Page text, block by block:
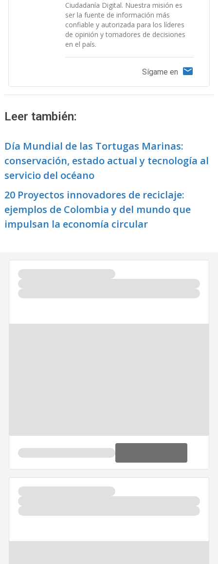
Ciudadanía Digital. Nuestra misión es
ser la fuente de información más
confiable y autorizada para los líderes
de opinión y tomadores de decisiones
en el país.
Sígame en
Leer también:
Día Mundial de las Tortugas Marinas:
conservación, estado actual y tecnología al
servicio del océano
20 Proyectos innovadores de reciclaje:
ejemplos de Colombia y del mundo que
impulsan la economía circular